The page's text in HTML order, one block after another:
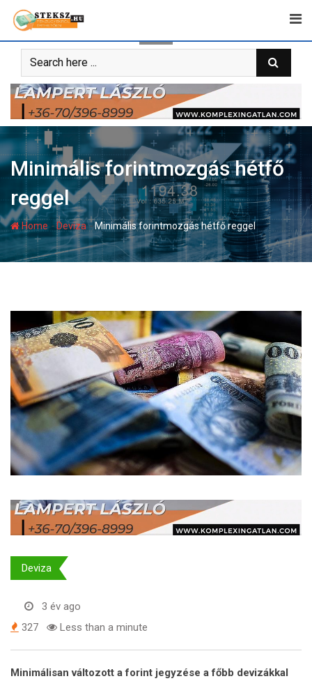
content
Minimális forintmozgás hétfő
reggel
Home -Deviza-Minimális forintmozgás hétfő reggel
Deviza
3 év ago
327
Less than a minute
Minimálisan változott a forint jegyzése a főbb devizákkal